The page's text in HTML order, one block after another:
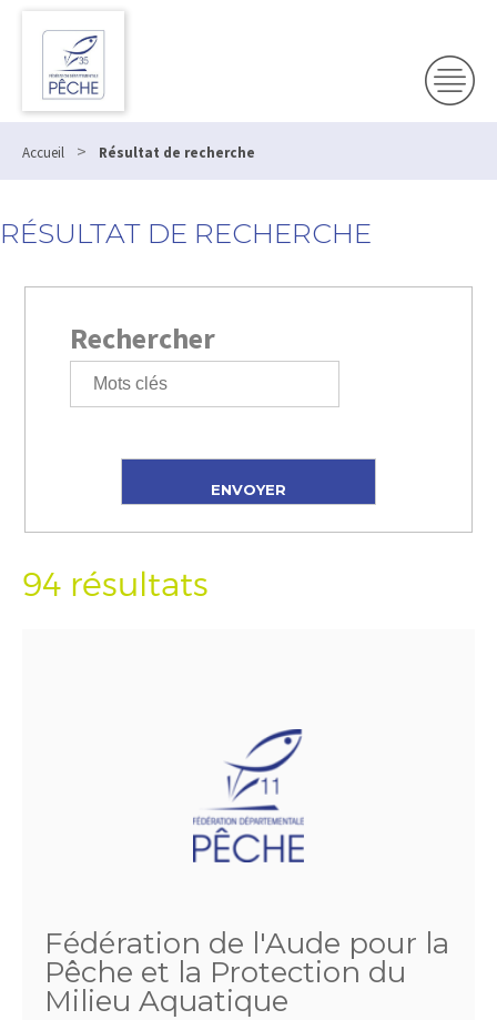
Accueil > Résultat de recherche
RÉSULTAT DE RECHERCHE
Rechercher
94 résultats
Fédération de l'Aude pour la
Pêche et la Protection du
Milieu Aquatique